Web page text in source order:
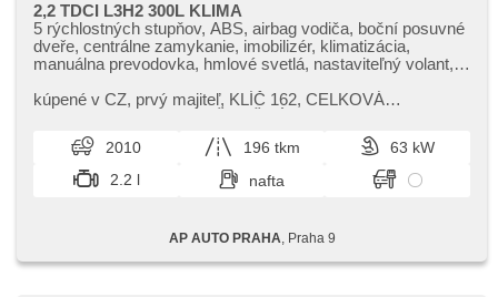
2,2 TDCI L3H2 300L KLIMA
5 rýchlostných stupňov, ABS, airbag vodiča, boční posuvné
dveře, centrálne zamykanie, imobilizér, klimatizácia,
manuálna prevodovka, hmlové svetlá, nastaviteľný volant,
podvozka (ESP), tempomat, výškovo nastaviteľné sedadlo
kúpené v CZ,​ prvý majiteľ,​ KLÍČ 162,​ CELKOVÁ
VÝDŘEVA NÁKLADOVÉHO PROSTORU,​ TEMPOMAT,​
MLH...
2010 196 tkm
63 kW
2.2 l
nafta
AP AUTO PRAHA , Praha 9